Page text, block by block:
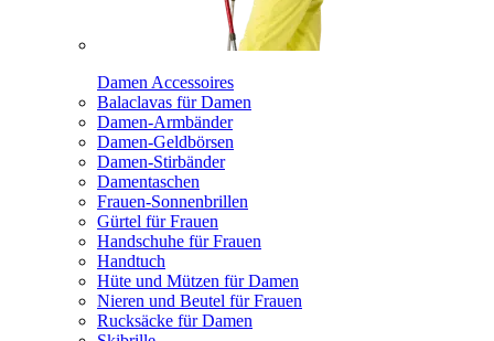
Damen Accessoires
Balaclavas für Damen
Damen-Armbänder
Damen-Geldbörsen
Damen-Stirbänder
Damentaschen
Frauen-Sonnenbrillen
Gürtel für Frauen
Handschuhe für Frauen
Handtuch
Hüte und Mützen für Damen
Nieren und Beutel für Frauen
Rucksäcke für Damen